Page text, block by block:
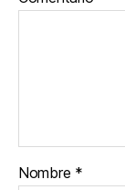
Nombre *